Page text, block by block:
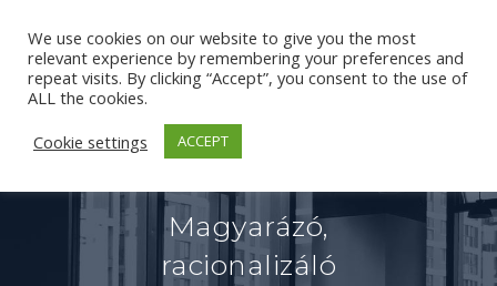
NAGYOT ÍGÉRŐ
FŐCÍM
Magyarázó,
racionalizáló
We use cookies on our website to give you the most
relevant experience by remembering your preferences and
repeat visits. By clicking “Accept”, you consent to the use of
ALL the cookies.
Cookie settings
ACCEPT